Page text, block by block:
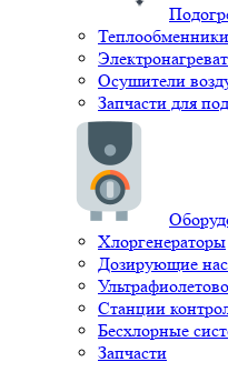
Осушители
Запчасти для
Хлоргенераторы
Дозирующие
Станции
Бесхлорные
Запчасти